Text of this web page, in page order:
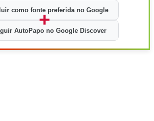
como fonte preferida no Google
+
AutoPapo no Google Discover